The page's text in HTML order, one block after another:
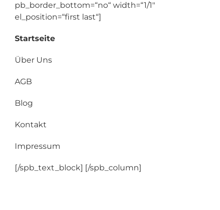
pb_border_bottom=“no“ width=“1/1″
el_position=“first last“]
Startseite
Über Uns
AGB
Blog
Kontakt
Impressum
[/spb_text_block] [/spb_column]